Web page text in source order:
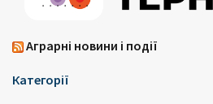
Аграрні новини і події
Категорії